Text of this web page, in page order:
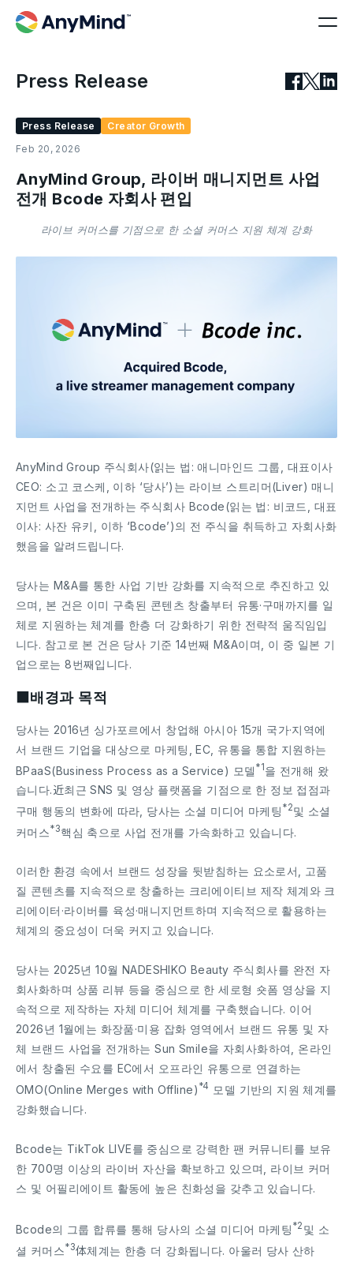
Press Release
Press Release
Creator Growth
Feb 20, 2026
AnyMind Group, 라이버 매니지먼트 사업
전개 Bcode 자회사 편입
라이브 커머스를 기점으로 한 소셜 커머스 지원 체계 강화
AnyMind Group 주식회사(읽는 법: 애니마인드 그룹, 대표이사
CEO: 소고 코스케, 이하 ‘당사’)는 라이브 스트리머(Liver) 매니
지먼트 사업을 전개하는 주식회사 Bcode(읽는 법: 비코드, 대표
이사: 사잔 유키, 이하 ‘Bcode’)의 전 주식을 취득하고 자회사화
했음을 알려드립니다.
당사는 M&A를 통한 사업 기반 강화를 지속적으로 추진하고 있
으며, 본 건은 이미 구축된 콘텐츠 창출부터 유통·구매까지를 일
체로 지원하는 체계를 한층 더 강화하기 위한 전략적 움직임입
니다. 참고로 본 건은 당사 기준 14번째 M&A이며, 이 중 일본 기
업으로는 8번째입니다.
■배경과 목적
당사는 2016년 싱가포르에서 창업해 아시아 15개 국가·지역에
서 브랜드 기업을 대상으로 마케팅, EC, 유통을 통합 지원하는
BPaaS(Business Process as a Service) 모델 *1을 전개해 왔
습니다.近최근 SNS 및 영상 플랫폼을 기점으로 한 정보 접점과
구매 행동의 변화에 따라, 당사는 소셜 미디어 마케팅 *2및 소셜
커머스*3핵심 축으로 사업 전개를 가속화하고 있습니다.
이러한 환경 속에서 브랜드 성장을 뒷받침하는 요소로서, 고품
질 콘텐츠를 지속적으로 창출하는 크리에이티브 제작 체계와 크
리에이터·라이버를 육성·매니지먼트하며 지속적으로 활용하는
체계의 중요성이 더욱 커지고 있습니다.
당사는 2025년 10월 NADESHIKO Beauty 주식회사를 완전 자
회사화하며 상품 리뷰 등을 중심으로 한 세로형 숏폼 영상을 지
속적으로 제작하는 자체 미디어 체계를 구축했습니다. 이어
2026년 1월에는 화장품·미용 잡화 영역에서 브랜드 유통 및 자
체 브랜드 사업을 전개하는 Sun Smile을 자회사화하여, 온라인
에서 창출된 수요를 EC에서 오프라인 유통으로 연결하는
OMO(Online Merges with Offline) *4 모델 기반의 지원 체계를
강화했습니다.
Bcode는 TikTok LIVE를 중심으로 강력한 팬 커뮤니티를 보유
한 700명 이상의 라이버 자산을 확보하고 있으며, 라이브 커머
스 및 어필리에이트 활동에 높은 친화성을 갖추고 있습니다.
Bcode의 그룹 합류를 통해 당사의 소셜 미디어 마케팅 *2 및 소
셜 커머스*3体체계는 한층 더 강화됩니다. 아울러 당사 산하